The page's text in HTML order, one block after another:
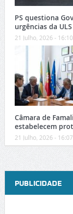
PS questiona
urgências da
21 Julho, 2026 - 16:10
Câmara de
estabelecem
21 Julho, 2026 - 16:07
PUBLICIDADE